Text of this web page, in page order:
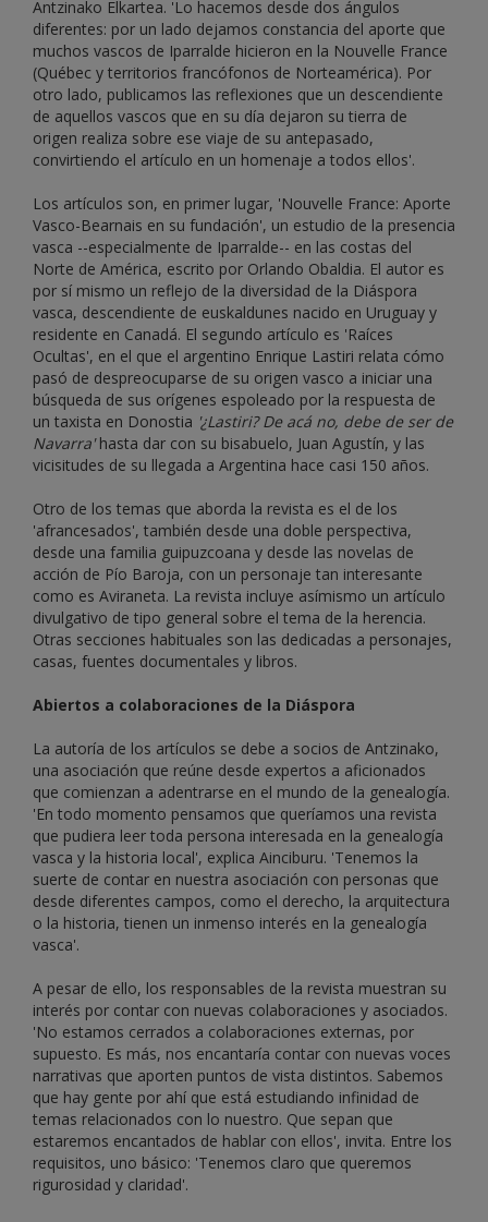
Antzinako Elkartea. 'Lo hacemos desde dos ángulos
diferentes: por un lado dejamos constancia del aporte que
muchos vascos de Iparralde hicieron en la Nouvelle France
(Québec y territorios francófonos de Norteamérica). Por
otro lado, publicamos las reflexiones que un descendiente
de aquellos vascos que en su día dejaron su tierra de
origen realiza sobre ese viaje de su antepasado,
convirtiendo el artículo en un homenaje a todos ellos'.
Los artículos son, en primer lugar, 'Nouvelle France: Aporte
Vasco-Bearnais en su fundación', un estudio de la presencia
vasca --especialmente de Iparralde-- en las costas del
Norte de América, escrito por Orlando Obaldia. El autor es
por sí mismo un reflejo de la diversidad de la Diáspora
vasca, descendiente de euskaldunes nacido en Uruguay y
residente en Canadá. El segundo artículo es 'Raíces
Ocultas', en el que el argentino Enrique Lastiri relata cómo
pasó de despreocuparse de su origen vasco a iniciar una
búsqueda de sus orígenes espoleado por la respuesta de
un taxista en Donostia '¿Lastiri? De acá no, debe de ser de
Navarra'hasta dar con su bisabuelo, Juan Agustín, y las
vicisitudes de su llegada a Argentina hace casi 150 años.
Otro de los temas que aborda la revista es el de los
'afrancesados', también desde una doble perspectiva,
desde una familia guipuzcoana y desde las novelas de
acción de Pío Baroja, con un personaje tan interesante
como es Aviraneta. La revista incluye asímismo un artículo
divulgativo de tipo general sobre el tema de la herencia.
Otras secciones habituales son las dedicadas a personajes,
casas, fuentes documentales y libros.
Abiertos a colaboraciones de la Diáspora
La autoría de los artículos se debe a socios de Antzinako,
una asociación que reúne desde expertos a aficionados
que comienzan a adentrarse en el mundo de la genealogía.
'En todo momento pensamos que queríamos una revista
que pudiera leer toda persona interesada en la genealogía
vasca y la historia local', explica Ainciburu. 'Tenemos la
suerte de contar en nuestra asociación con personas que
desde diferentes campos, como el derecho, la arquitectura
o la historia, tienen un inmenso interés en la genealogía
vasca'.
A pesar de ello, los responsables de la revista muestran su
interés por contar con nuevas colaboraciones y asociados.
'No estamos cerrados a colaboraciones externas, por
supuesto. Es más, nos encantaría contar con nuevas voces
narrativas que aporten puntos de vista distintos. Sabemos
que hay gente por ahí que está estudiando infinidad de
temas relacionados con lo nuestro. Que sepan que
estaremos encantados de hablar con ellos', invita. Entre los
requisitos, uno básico: 'Tenemos claro que queremos
rigurosidad y claridad'.